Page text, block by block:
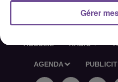
ACCUEIL RADIO
AGENDA
Gérer